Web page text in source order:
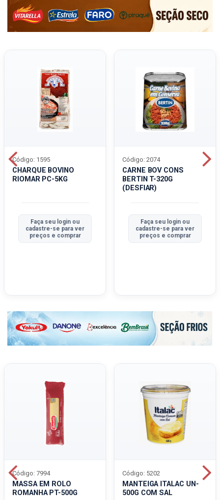
CHARQUE BOVINO
RIOMAR PC-5KG
Código: 1595
Faça seu login ou
cadastre-se para ver
preços e comprar
CARNE BOV CONS
BERTIN T-320G
(DESFIAR)
Código: 2074
Faça seu login ou
cadastre-se para ver
preços e comprar
MASSA EM ROLO
ROMANHA PT-500G
Código: 7994
MANTEIGA ITALAC UN-
500G COM SAL
Código: 5202